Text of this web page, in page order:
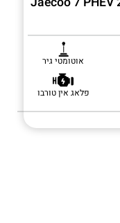
אוטומטי גיר
פלאג אין טורבו